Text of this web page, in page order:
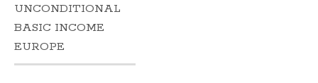
UNCONDITIONAL
BASIC INCOME
EUROPE